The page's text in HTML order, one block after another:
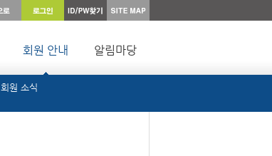
회원 안내
회원 소식
알림마당